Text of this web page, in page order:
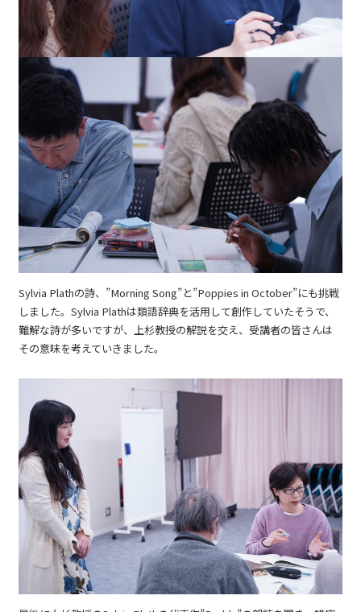
Sylvia Plathの詩、”Morning Song”と”Poppies in October”にも挑戦
しました。Sylvia Plathは類語辞典を活用して創作していたそうで、
難解な詩が多いですが、上杉教授の解説を交え、受講者の皆さんは
その意味を考えていきました。